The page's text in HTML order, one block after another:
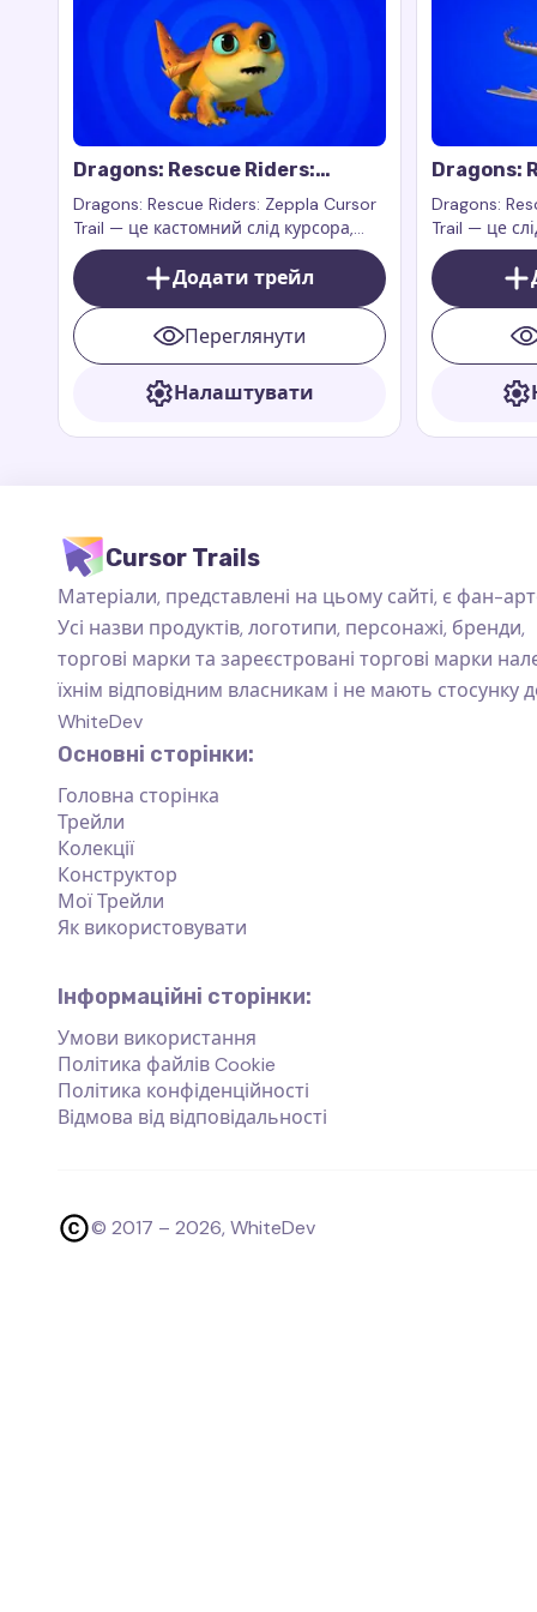
Dragons: Rescue Riders:
Zeppla Cursor Trail
Dragons: Rescue Riders: Zeppla Cursor
Trail — це кастомний слід курсора,
натхнений персонажем Зепплою з
шоу Dragons: Rescue Riders.
Додати трейл
Переглянути
Налаштувати
Dragons:
Cursor
Dragons:
Trail — це
серіалу
Cursor Trails
Матеріали, представлені на цьому сайті, є фан-
Усі назви продуктів, логотипи, персонажі, бренди,
торгові марки та зареєстровані торгові марки
їхнім відповідним власникам і не мають стосунку
WhiteDev
Основні сторінки:
Головна сторінка
Трейли
Колекції
Конструктор
Мої Трейли
Як використовувати
Інформаційні сторінки:
Умови використання
Політика файлів Cookie
Політика конфіденційності
Відмова від відповідальності
© 2017 – 2026, WhiteDev